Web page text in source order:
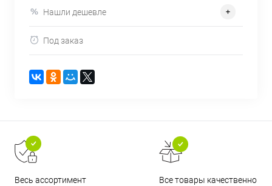
Нашли дешевле
Под заказ
Весь ассортимент
Все товары качественно